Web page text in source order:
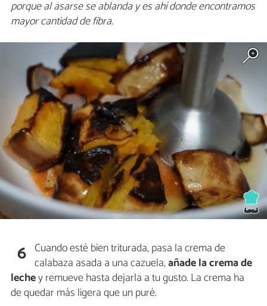
porque al asarse se ablanda y es ahí donde encontramos
mayor cantidad de fibra.
6 Cuando esté bien triturada, pasa la crema de
calabaza asada a una cazuela,añade la crema de
lechey remueve hasta dejarla a tu gusto. La crema ha
de quedar más ligera que un puré.